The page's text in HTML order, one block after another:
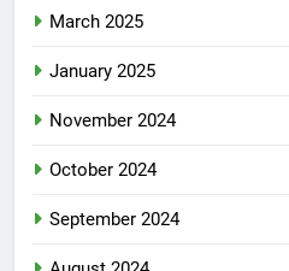
March 2025
January 2025
November 2024
October 2024
September 2024